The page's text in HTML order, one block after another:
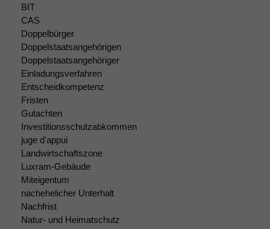
BIT
CAS
Doppelbürger
Doppelstaatsangehörigen
Doppelstaatsangehöriger
Einladungsverfahren
Entscheidkompetenz
Fristen
Gutachten
Investitionsschutzabkommen
juge d'appui
Landwirtschaftszone
Luxram-Gebäude
Miteigentum
nachehelicher Unterhalt
Nachfrist
Natur- und Heimatschutz